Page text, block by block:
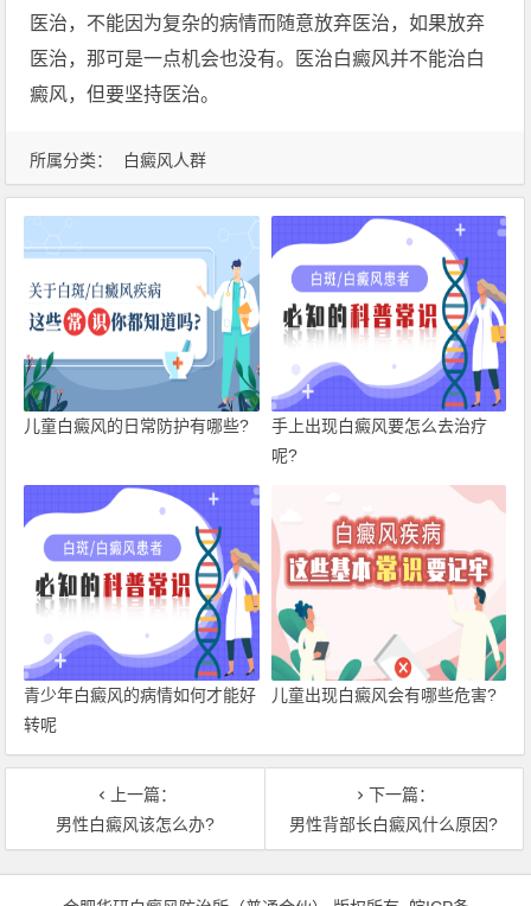
所属分类： 白癜风人群
医治，不能因为复杂的病情而随意放弃医治，如果放弃
医治，那可是一点机会也没有。医治白癜风并不能治白
癜风，但要坚持医治。
儿童白癜风的日常防护有哪些?
手上出现白癜风要怎么去治疗
呢?
青少年白癜风的病情如何才能好
转呢
儿童出现白癜风会有哪些危害?
上一篇：
男性白癜风该怎么办?
下一篇：
男性背部长白癜风什么原因?